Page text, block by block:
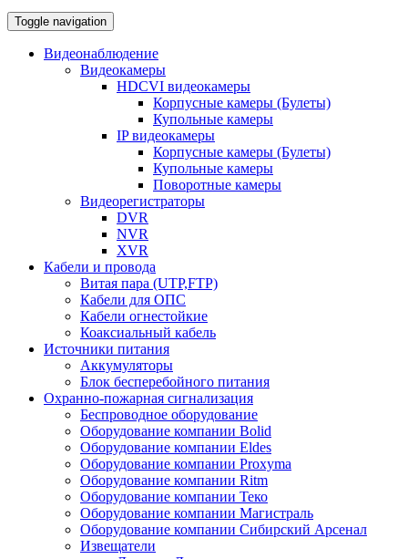
Toggle navigation
Видеонаблюдение
Видеокамеры
HDCVI видеокамеры
Корпусные камеры (Булеты)
Купольные камеры
IP видеокамеры
Корпусные камеры (Булеты)
Купольные камеры
Поворотные камеры
Видеорегистраторы
DVR
NVR
XVR
Кабели и провода
Витая пара (UTP,FTP)
Кабели для ОПС
Кабели огнестойкие
Коаксиальный кабель
Источники питания
Аккумуляторы
Блок бесперебойного питания
Охранно-пожарная сигнализация
Беспроводное оборудование
Оборудование компании Bolid
Оборудование компании Eldes
Оборудование компании Proxyma
Оборудование компании Ritm
Оборудование компании Теко
Оборудование компании Магистраль
Оборудование компании Сибирский Арсенал
Извещатели